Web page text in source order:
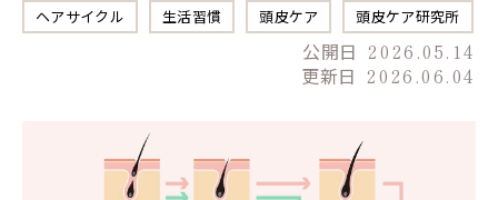
ヘアサイクル 生活習慣 頭皮ケア 頭皮ケア研究所
公開日 2026.05.14
更新日 2026.06.04